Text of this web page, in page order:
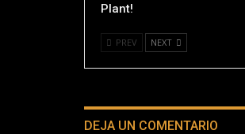
Plant!
PREV NEXT
DEJA UN COMENTARIO